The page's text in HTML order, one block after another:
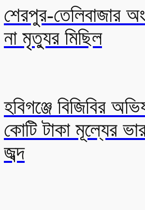
শেরপুর-তেলিবাজার
না মৃত্যুর মিছিল
হবিগঞ্জে বিজিবির
কোটি টাকা মূল্যের
জব্দ